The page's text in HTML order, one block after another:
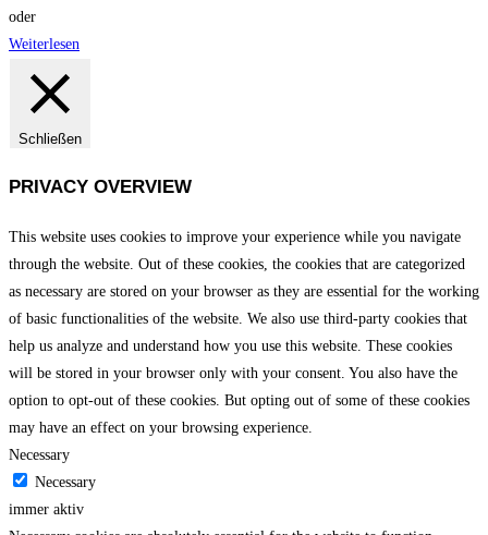
oder
Weiterlesen
Schließen
PRIVACY OVERVIEW
This website uses cookies to improve your experience while you navigate
through the website. Out of these cookies, the cookies that are categorized
as necessary are stored on your browser as they are essential for the working
of basic functionalities of the website. We also use third-party cookies that
help us analyze and understand how you use this website. These cookies
will be stored in your browser only with your consent. You also have the
option to opt-out of these cookies. But opting out of some of these cookies
may have an effect on your browsing experience.
Necessary
Necessary
immer aktiv